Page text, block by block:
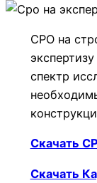
СРО на
спектр
Скачать
Скачать